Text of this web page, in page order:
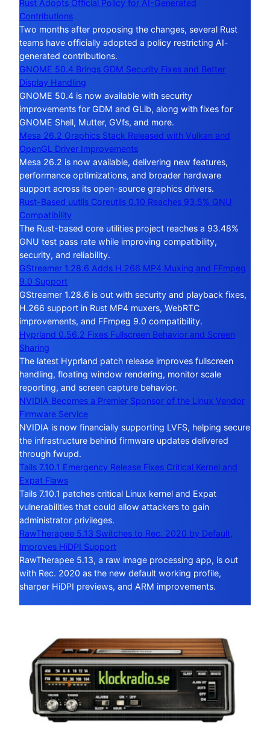
Rust Adopts Official Policy for AI-Generated
Contributions
Two months after proposing the changes, several Rust
teams have officially adopted a policy restricting AI-
generated contributions.
GNOME 50.4 Brings GDM Security Fixes and Better
Display Handling
GNOME 50.4 is now available with security
improvements for GDM and GLib, along with fixes for
GNOME Shell, Mutter, GVfs, and more.
Mesa 26.2 Graphics Stack Released with Vulkan and
OpenGL Driver Improvements
Mesa 26.2 is now available, delivering new features,
performance optimizations, and broader hardware
support across its open-source graphics drivers.
Rust-Based uutils Coreutils 0.10 Reaches 93.5% GNU
Compatibility
The Rust-based core utilities project reaches a 93.48%
GNU test pass rate while improving compatibility,
security, and reliability.
GStreamer 1.28.6 Adds H.266 MP4 Muxing and FFmpeg
9.0 Support
GStreamer 1.28.6 is out with security and playback fixes,
H.266 support in Rust MP4 muxers, WebRTC
improvements, and FFmpeg 9.0 compatibility.
Hyprland 0.56.2 Fixes Fullscreen Behavior and Screen
Sharing
The latest Hyprland patch release improves fullscreen
handling, floating window rendering, monitor scale
reporting, and screen capture behavior.
NVIDIA Becomes a Premier Sponsor of the Linux Vendor
Firmware Service
NVIDIA is now financially supporting LVFS, helping secure
the infrastructure behind firmware updates delivered
through fwupd.
Tails 7.10.1 Emergency Release Fixes Critical Kernel and
Expat Flaws
Tails 7.10.1 patches critical Linux kernel and Expat
vulnerabilities that could allow attackers to gain
administrator privileges.
RawTherapee 5.13 Switches to Rec. 2020 by Default,
Improves HiDPI Support
RawTherapee 5.13, a raw image processing app, is out
with Rec. 2020 as the new default working profile,
sharper HiDPI previews, and ARM improvements.